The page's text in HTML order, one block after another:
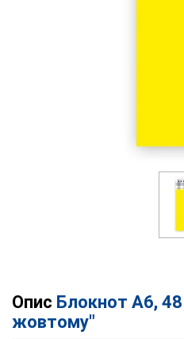
Опис Блокнот А6, 48
жовтому"